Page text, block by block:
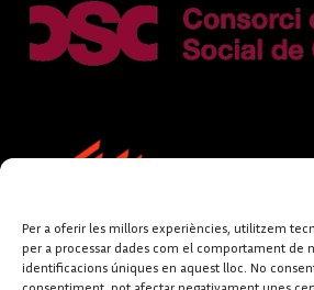
Per a oferir les millors experiències, utilitzem
per a processar dades com el comportament de
identificacions úniques en aquest lloc. No